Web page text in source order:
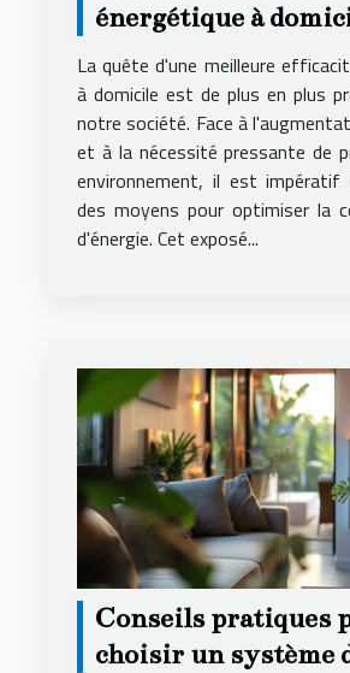
énergétique à
conseils pour
coûts et augmenter
durabilité
La quête d'une meilleure
à domicile est de plus en plus
notre société. Face à
et à la nécessité pressante de
environnement, il est impératif
des moyens pour optimiser la
d'énergie. Cet exposé...
Conseils pratiques
choisir un système